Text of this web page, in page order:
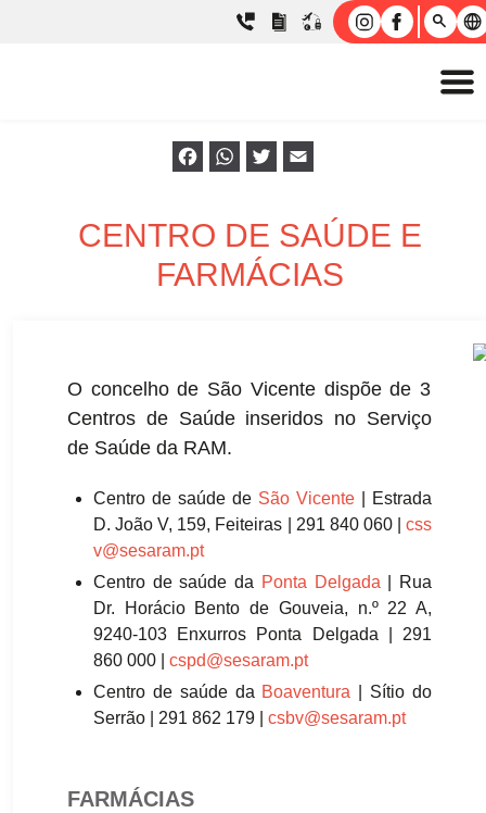
FacebookWhatsApp
Twitter
CENTRO DE SAÚDE E
FARMÁCIAS
O concelho de São Vicente dispõe de 3
Centros de Saúde inseridos no Serviço
de Saúde da RAM.
Centro de saúde de São Vicente | Estrada
D. João V, 159, Feiteiras | 291 840 060 | css
v@sesaram.pt
Centro de saúde da Ponta Delgada | Rua
Dr. Horácio Bento de Gouveia, n.º 22 A,
9240-103 Enxurros Ponta Delgada | 291
860 000 | cspd@sesaram.pt
Centro de saúde da Boaventura | Sítio do
Serrão | 291 862 179 | csbv@sesaram.pt
FARMÁCIAS